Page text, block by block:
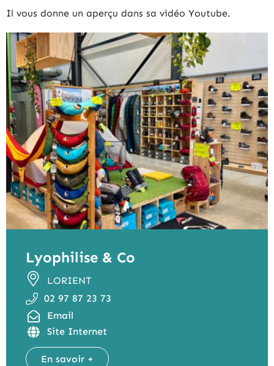
Il vous donne un aperçu dans sa vidéo Youtube.
Lyophilise & Co
LORIENT
02 97 87 23 73
Email
Site Internet
En savoir +